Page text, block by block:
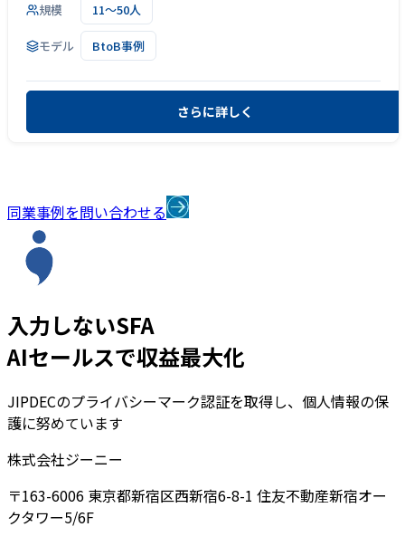
規模 11～50人
モデル BtoB事例
さらに詳しく
同業事例を問い合わせる
入力しないSFA
AIセールスで収益最大化
JIPDECのプライバシーマーク認証を取得し、個人情報の保
護に努めています
株式会社ジーニー
〒163-6006 東京都新宿区西新宿6-8-1 住友不動産新宿オー
クタワー5/6F